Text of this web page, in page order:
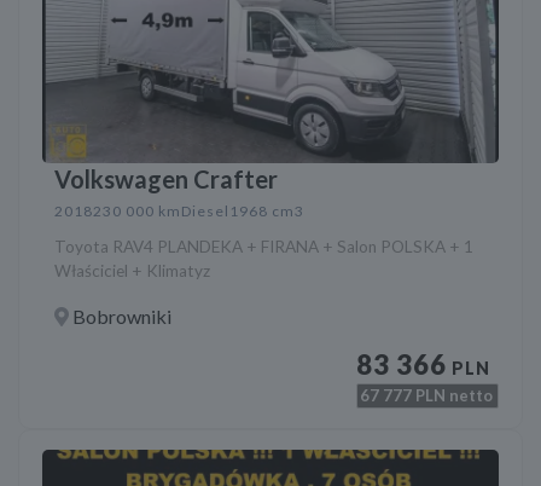
Volkswagen Crafter
2018230 000 km Diesel 1968 cm3
Toyota RAV4 PLANDEKA + FIRANA + Salon POLSKA + 1
Właściciel + Klimatyz
Bobrowniki
83 366 PLN
67 777 PLN netto